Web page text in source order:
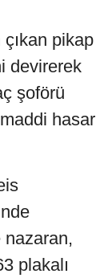
pikap
devirerek
şoförü
hasar
plakalı